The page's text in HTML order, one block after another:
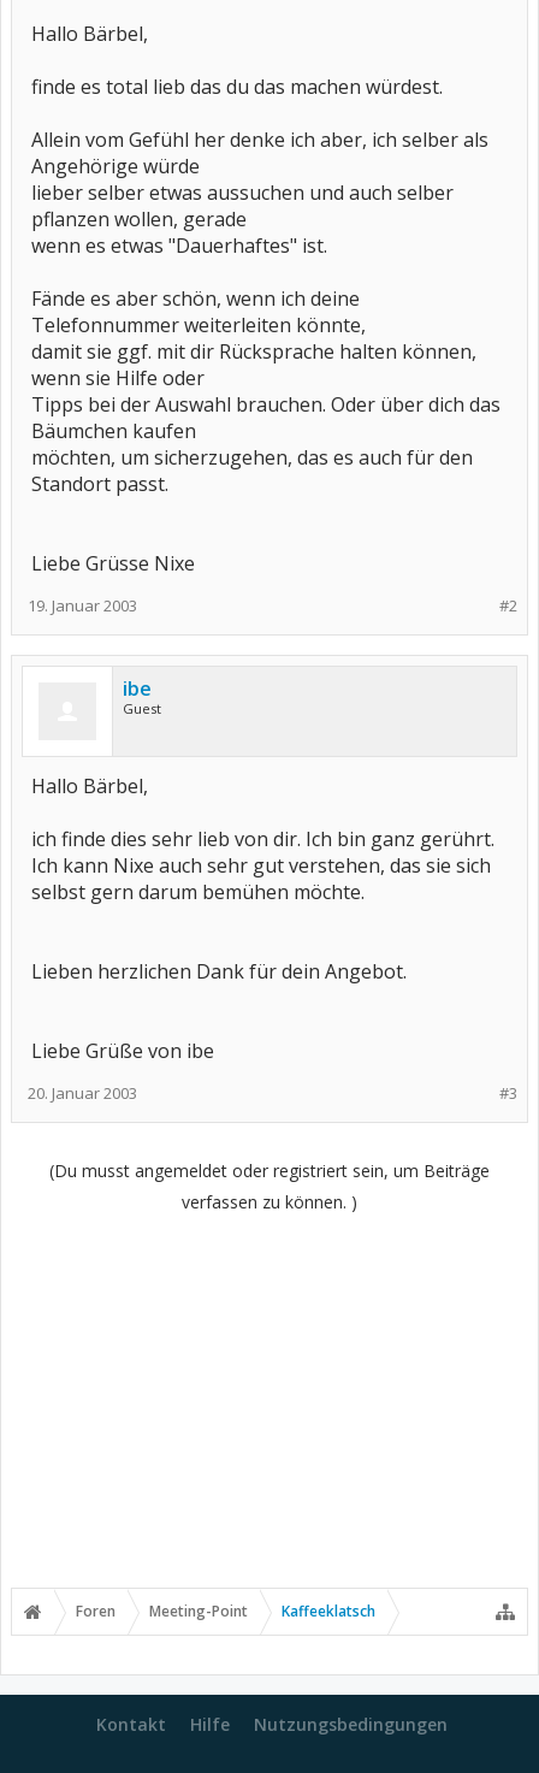
Hallo Bärbel,
finde es total lieb das du das machen würdest.
Allein vom Gefühl her denke ich aber, ich selber als
Angehörige würde
lieber selber etwas aussuchen und auch selber
pflanzen wollen, gerade
wenn es etwas "Dauerhaftes" ist.
Fände es aber schön, wenn ich deine
Telefonnummer weiterleiten könnte,
damit sie ggf. mit dir Rücksprache halten können,
wenn sie Hilfe oder
Tipps bei der Auswahl brauchen. Oder über dich das
Bäumchen kaufen
möchten, um sicherzugehen, das es auch für den
Standort passt.
Liebe Grüsse Nixe
#2
19. Januar 2003
ibe
Guest
Hallo Bärbel,
ich finde dies sehr lieb von dir. Ich bin ganz gerührt.
Ich kann Nixe auch sehr gut verstehen, das sie sich
selbst gern darum bemühen möchte.
Lieben herzlichen Dank für dein Angebot.
Liebe Grüße von ibe
#3
20. Januar 2003
(Du musst angemeldet oder registriert sein, um Beiträge
verfassen zu können. )
Foren Meeting-Point Kaffeeklatsch
Kontakt Hilfe Nutzungsbedingungen